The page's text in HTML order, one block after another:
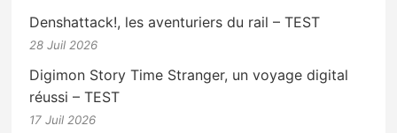
Denshattack!, les aventuriers du rail – TEST
28 Juil 2026
Digimon Story Time Stranger, un voyage digital
réussi – TEST
17 Juil 2026